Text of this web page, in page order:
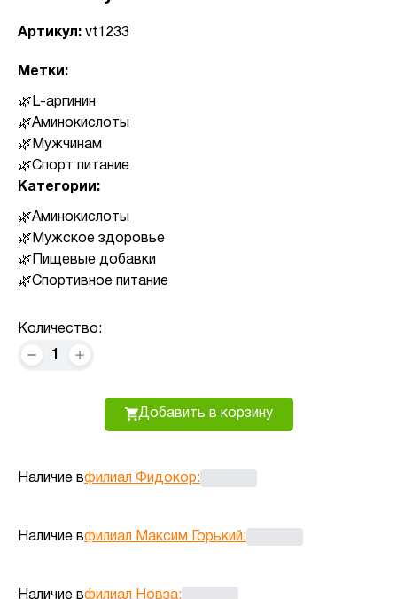
Артикул: vt1233
Метки:
L-аргинин
Аминокислоты
Мужчинам
Спорт питание
Категории:
Аминокислоты
Мужское здоровье
Пищевые добавки
Спортивное питание
Количество:
1
Добавить в корзину
Наличие вфилиал Фидокор:
Наличие вфилиал Максим Горький:
Наличие вфилиал Новза: